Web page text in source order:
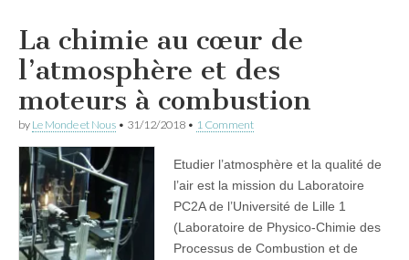
La chimie au cœur de
l’atmosphère et des
moteurs à combustion
by Le Monde et Nous • 31/12/2018 • 1 Comment
Etudier l’atmosphère et la qualité de
l’air est la mission du Laboratoire
PC2A de l’Université de Lille 1
(Laboratoire de Physico-Chimie des
Processus de Combustion et de